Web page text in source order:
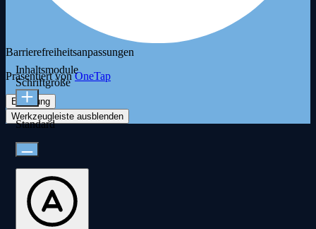
Barrierefreiheitsanpassungen
Präsentiert vonOneTap
Erklärung
Werkzeugleiste ausblenden
Inhaltsmodule
Schriftgröße
Standard